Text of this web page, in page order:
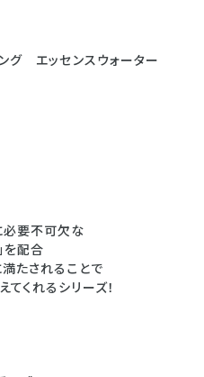
グ エッセンスウォーター
要不可欠な
を配合
たされることで
くれるシリーズ！